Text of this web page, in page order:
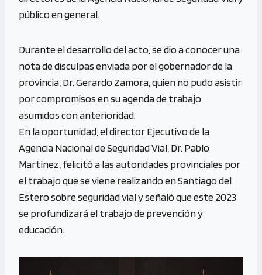
público en general.
Durante el desarrollo del acto, se dio a conocer una
nota de disculpas enviada por el gobernador de la
provincia, Dr. Gerardo Zamora, quien no pudo asistir
por compromisos en su agenda de trabajo
asumidos con anterioridad.
En la oportunidad, el director Ejecutivo de la
Agencia Nacional de Seguridad Vial, Dr. Pablo
Martínez, felicitó a las autoridades provinciales por
el trabajo que se viene realizando en Santiago del
Estero sobre seguridad vial y señaló que este 2023
se profundizará el trabajo de prevención y
educación.